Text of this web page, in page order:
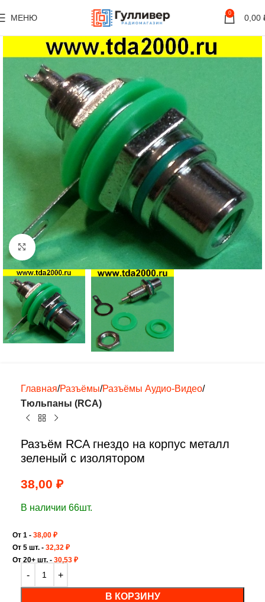
МЕНЮ 0 0,00
Нажмите, чтобы увеличить
Главная Разъёмы Разъёмы Аудио-Видео
Тюльпаны (RCA)
Разъём RCA гнездо на корпус металл
зеленый с изолятором
38,00 ₽
В наличии 66шт.
От 1 - 38,00 ₽
От 5 шт. - 32,32 ₽
От 20+ шт. - 30,53 ₽
В КОРЗИНУ